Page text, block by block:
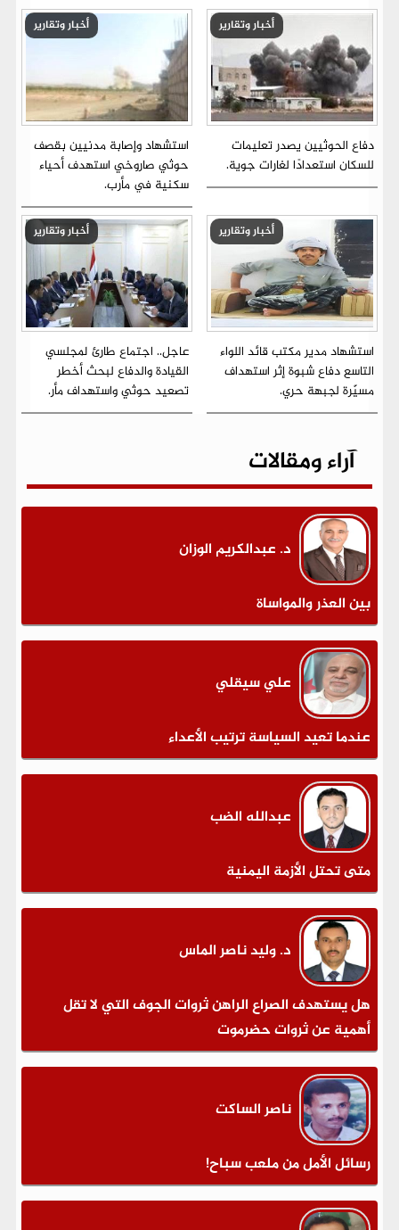
أخبار وتقارير
دفاع الحوثيين يصدر تعليمات
للسكان استعدادًا لغارات جوية.
أخبار وتقارير
استشهاد وإصابة مدنيين بقصف
حوثي صاروخي استهدف أحياء
سكنية في مأرب.
أخبار وتقارير
استشهاد مدير مكتب قائد اللواء
التاسع دفاع شبوة إثر استهداف
مسيّرة لجبهة حري.
أخبار وتقارير
عاجل.. اجتماع طارئ لمجلسي
القيادة والدفاع لبحث أخطر
تصعيد حوثي واستهداف مأر.
آراء ومقالات
د. عبدالكريم الوزان
بين العذر والمواساة
علي سيقلي
عندما تعيد السياسة ترتيب الأعداء
عبدالله الضب
متى تحتل الأزمة اليمنية
د. وليد ناصر الماس
هل يستهدف الصراع الراهن ثروات الجوف التي لا تقل
أهمية عن ثروات حضرموت
ناصر الساكت
رسائل الأمل من ملعب سباح!